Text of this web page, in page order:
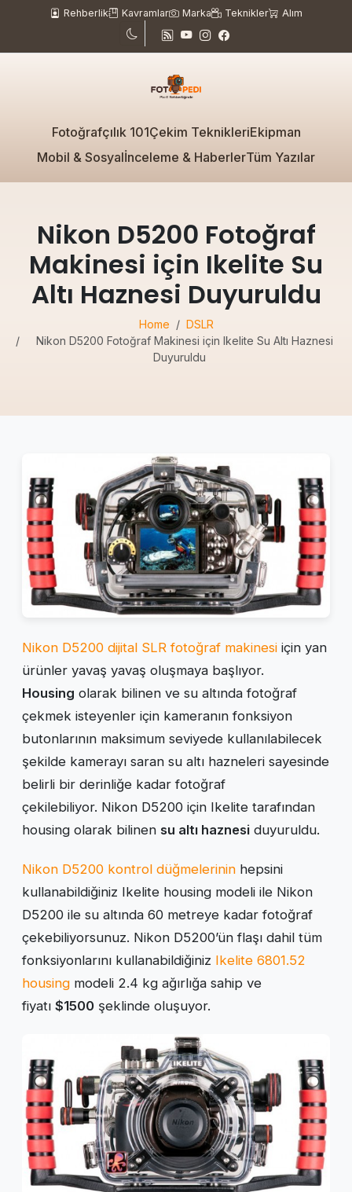
Rehberlik Kavramlar Marka Teknikler Alım
Fotoğrafçılık 101Çekim TeknikleriEkipman
Mobil & Sosyalİnceleme & HaberlerTüm Yazılar
Nikon D5200 Fotoğraf
Makinesi için Ikelite Su
Altı Haznesi Duyuruldu
Home
DSLR
Nikon D5200 Fotoğraf Makinesi için Ikelite Su Altı Haznesi
Duyuruldu
Nikon D5200 dijital SLR fotoğraf makinesi için yan
ürünler yavaş yavaş oluşmaya başlıyor.
Housing olarak bilinen ve su altında fotoğraf
çekmek isteyenler için kameranın fonksiyon
butonlarının maksimum seviyede kullanılabilecek
şekilde kamerayı saran su altı hazneleri sayesinde
belirli bir derinliğe kadar fotoğraf
çekilebiliyor. Nikon D5200 için Ikelite tarafından
housing olarak bilinen su altı haznesi duyuruldu.
Nikon D5200 kontrol düğmelerinin hepsini
kullanabildiğiniz Ikelite housing modeli ile Nikon
D5200 ile su altında 60 metreye kadar fotoğraf
çekebiliyorsunuz. Nikon D5200’ün flaşı dahil tüm
fonksiyonlarını kullanabildiğiniz Ikelite 6801.52
housing modeli 2.4 kg ağırlığa sahip ve
fiyatı $1500 şeklinde oluşuyor.